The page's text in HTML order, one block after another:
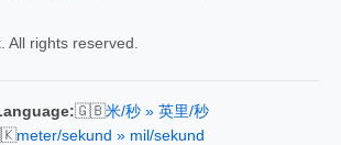
rights reserved.
🇬🇧米/秒 » 英里/秒
meter/sekund » mil/sekund